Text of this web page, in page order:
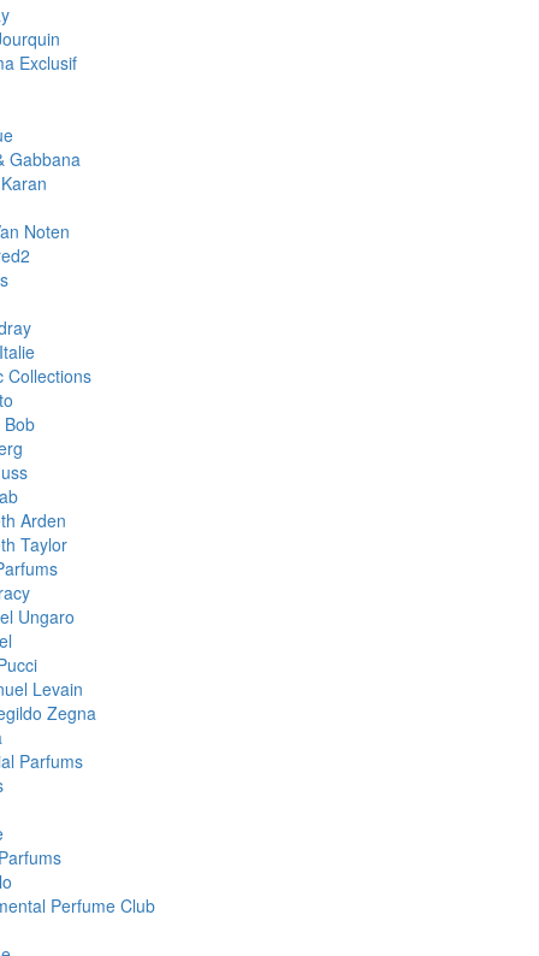
Exclusif
Gabbana
Noten
Collections
Bob
Arden
Taylor
Ungaro
Levain
Zegna
Parfums
Perfume Club